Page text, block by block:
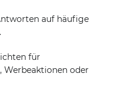
auf häufige
für
Werbeaktionen oder